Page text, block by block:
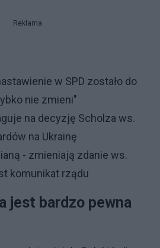
Reklama
w SPD zostało do
nie zmieni"
na decyzję Scholza ws.
na Ukrainę
- zmieniają zdanie ws.
komunikat rządu
jest bardzo pewna